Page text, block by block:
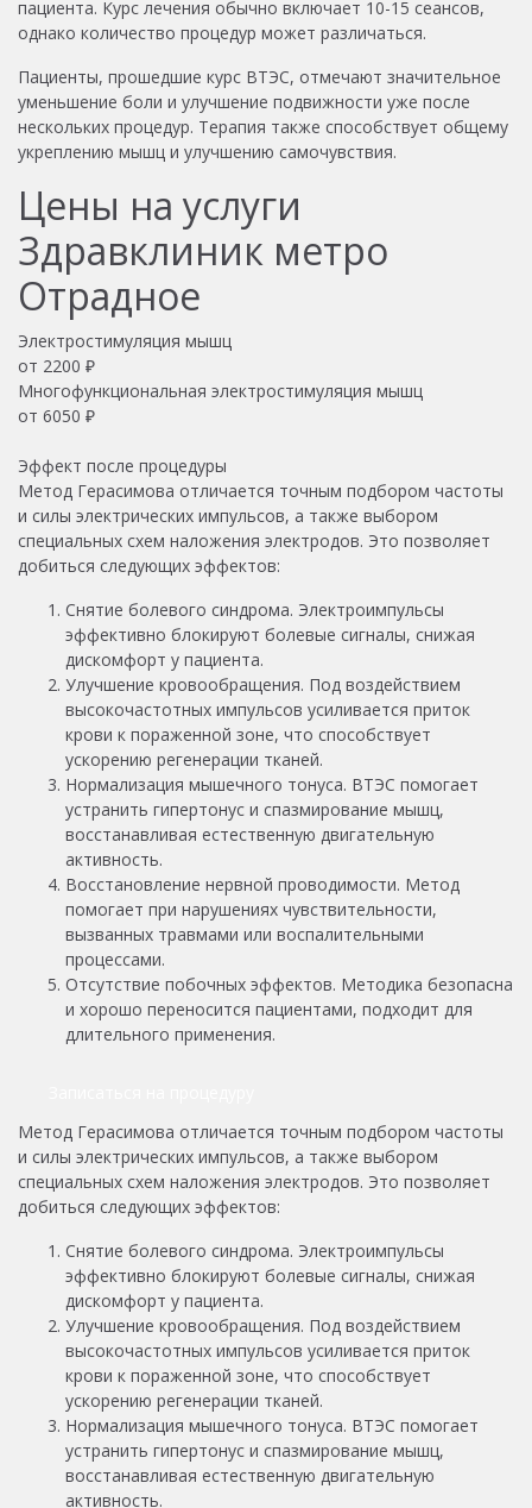
пациента. Курс лечения обычно включает 10-15 сеансов,
однако количество процедур может различаться.
Пациенты, прошедшие курс ВТЭС, отмечают значительное
уменьшение боли и улучшение подвижности уже после
нескольких процедур. Терапия также способствует общему
укреплению мышц и улучшению самочувствия.
Цены на услуги
Здравклиник метро
Отрадное
Электростимуляция мышц
от 2200 ₽
Многофункциональная электростимуляция мышц
от 6050 ₽
Эффект после процедуры
Метод Герасимова отличается точным подбором частоты
и силы электрических импульсов, а также выбором
специальных схем наложения электродов. Это позволяет
добиться следующих эффектов:
Снятие болевого синдрома. Электроимпульсы
эффективно блокируют болевые сигналы, снижая
дискомфорт у пациента.
Улучшение кровообращения. Под воздействием
высокочастотных импульсов усиливается приток
крови к пораженной зоне, что способствует
ускорению регенерации тканей.
Нормализация мышечного тонуса. ВТЭС помогает
устранить гипертонус и спазмирование мышц,
восстанавливая естественную двигательную
активность.
Восстановление нервной проводимости. Метод
помогает при нарушениях чувствительности,
вызванных травмами или воспалительными
процессами.
Отсутствие побочных эффектов. Методика безопасна
и хорошо переносится пациентами, подходит для
длительного применения.
Метод Герасимова отличается точным подбором частоты
и силы электрических импульсов, а также выбором
специальных схем наложения электродов. Это позволяет
добиться следующих эффектов:
Снятие болевого синдрома. Электроимпульсы
эффективно блокируют болевые сигналы, снижая
дискомфорт у пациента.
Улучшение кровообращения. Под воздействием
высокочастотных импульсов усиливается приток
крови к пораженной зоне, что способствует
ускорению регенерации тканей.
Нормализация мышечного тонуса. ВТЭС помогает
устранить гипертонус и спазмирование мышц,
восстанавливая естественную двигательную
активность.